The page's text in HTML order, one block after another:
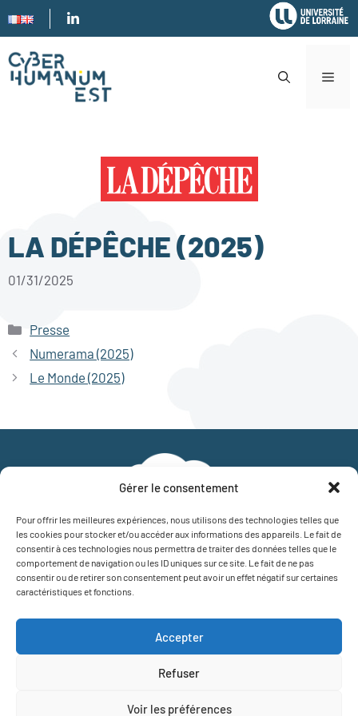
Gérer le consentement
Pour offrir les meilleures expériences, nous utilisons des technologies telles que
les cookies pour stocker et/ou accéder aux informations des appareils. Le fait de
consentir à ces technologies nous permettra de traiter des données telles que le
comportement de navigation ou les ID uniques sur ce site. Le fait de ne pas
consentir ou de retirer son consentement peut avoir un effet négatif sur certaines
caractéristiques et fonctions.
Accepter
Refuser
Voir les préférences
au
contenu
LA DÉPÊCHE (2025)
01/31/2025
Catégories
Presse
Numerama (2025)
Le Monde (2025)
CONTACTEZ-NOUS